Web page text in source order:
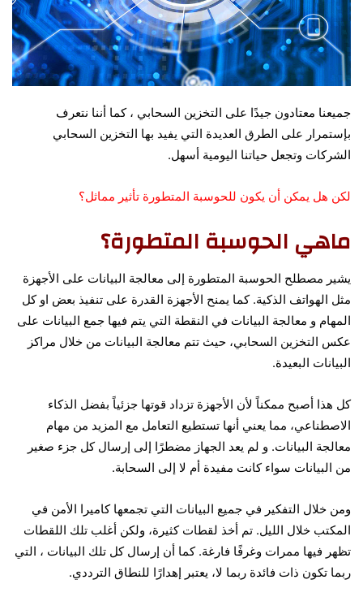
جميعنا معتادون جيدًا على التخزين السحابي ، كما أننا نتعرف
بإستمرار على الطرق العديدة التي يفيد بها التخزين السحابي
الشركات وتجعل حياتنا اليومية أسهل.
لكن هل يمكن أن يكون للحوسبة المتطورة تأثير مماثل؟
ماهي الحوسبة المتطورة؟
يشير مصطلح الحوسبة المتطورة إلى معالجة البيانات على الأجهزة
مثل الهواتف الذكية. كما يمنح الأجهزة القدرة على تنفيذ بعض او كل
المهام و معالجة البيانات في النقطة التي يتم فيها جمع البيانات على
عكس التخزين السحابي، حيث تتم معالجة البيانات من خلال مراكز
البيانات البعيدة.
كل هذا أصبح ممكناً لأن الأجهزة تزداد قوتها جزئياً بفضل الذكاء
الاصطناعي، مما يعني أنها تستطيع التعامل مع المزيد من مهام
معالجة البيانات. و لم يعد الجهاز مضطرًا إلى إرسال كل جزء صغير
من البيانات سواء كانت مفيدة أم لا إلى السحابة.
ومن خلال التفكير في جميع البيانات التي تجمعها كاميرا الأمن في
المكتب خلال الليل. تم أخذ لقطات كثيرة، ولكن أغلب تلك اللقطات
تظهر فيها ممرات وغرفًا فارغة. كما أن إرسال كل تلك البيانات ، التي
ربما تكون ذات فائدة ربما لا، يعتبر إهدارًا للنطاق الترددي.